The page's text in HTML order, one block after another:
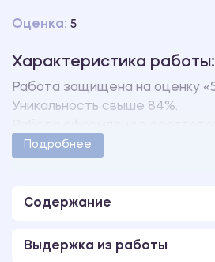
Оценка: 5
Характеристика работы:
Работа защищена на оценку
Уникальность свыше 84%.
методическими указаниями
Подробнее
Содержание
Выдержка из работы